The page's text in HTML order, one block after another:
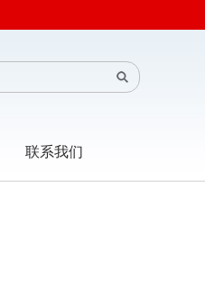
联系我们